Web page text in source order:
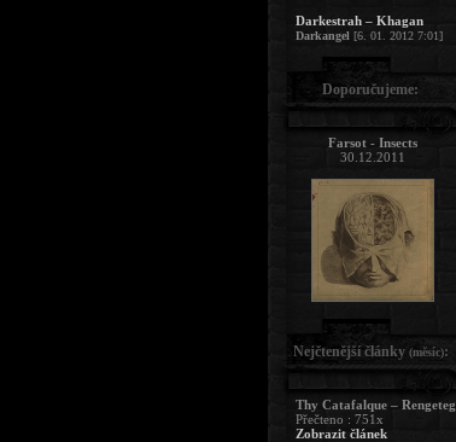
Darkestrah – Khagan
Darkangel [6. 01. 2012 7:01]
Doporučujeme:
Farsot - Insects
30.12.2011
Nejčtenější články (měsíc):
Thy Catafalque – Rengeteg
Přečteno : 751x
Zobrazit článek